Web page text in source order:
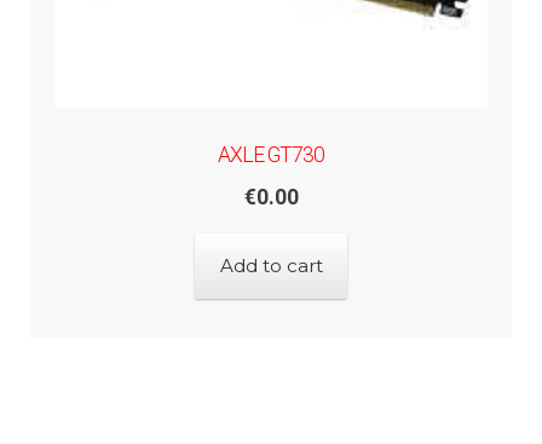
AXLE GT730
€0.00
Add to cart